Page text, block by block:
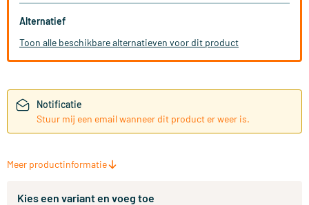
Alternatief
Toon alle beschikbare alternatieven voor dit product
Notificatie
Stuur mij een email wanneer dit product er weer is.
Meer productinformatie
Kies een variant en voeg toe